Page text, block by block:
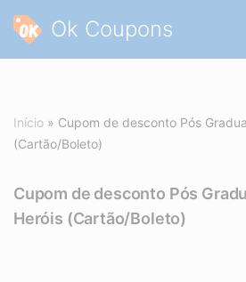
Pular
Ok Coupons
Início » Cupom de desconto Pós
(Cartão/Boleto)
Cupom de desconto Pós
Heróis (Cartão/Boleto)